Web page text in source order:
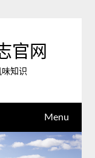
官网
知识
Menu